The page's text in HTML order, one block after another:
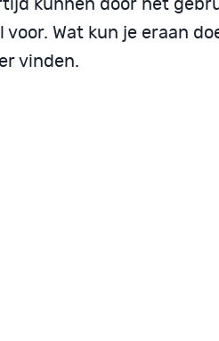
kunnen door het
Wat kun je eraan
vinden.